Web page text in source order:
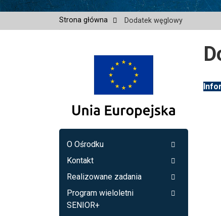
Strona główna Dodatek węglowy
O Ośrodku
Kontakt
Realizowane zadania
Program wieloletni
SENIOR+